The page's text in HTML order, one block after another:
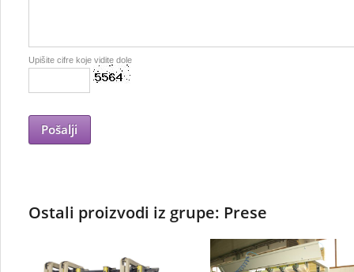
Upišite cifre koje vidite dole
Ostali proizvodi iz grupe: Prese